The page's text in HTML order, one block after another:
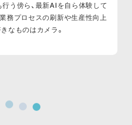
う傍ら、最新AIを自ら体験して
務プロセスの刷新や生産性向上
なものはカメラ。